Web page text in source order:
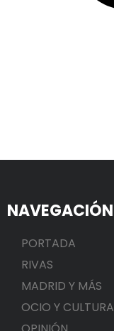
NAVEGACIÓN
PORTADA
RIVAS
MADRID Y MÁS
OCIO Y CULTURA